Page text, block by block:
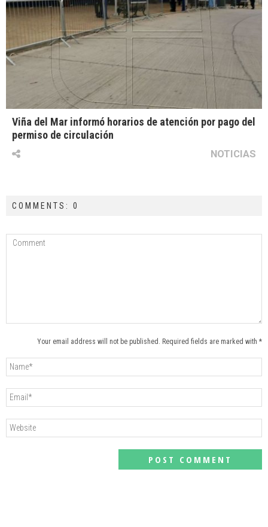
Viña del Mar informó horarios de atención por pago del
permiso de circulación
NOTICIAS
COMMENTS: 0
Your email address will not be published. Required fields are marked with *